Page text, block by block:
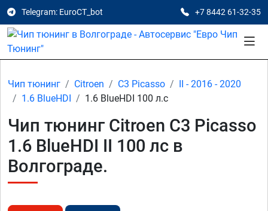
Telegram: EuroCT_bot +7 8442 61-32-35
Чип тюнинг Citroen C3 Picasso
II - 2016 - 2020
1.6 BlueHDI
1.6 BlueHDI 100 л.с
Чип тюнинг Citroen C3 Picasso
1.6 BlueHDI II 100 лс в
Волгограде.